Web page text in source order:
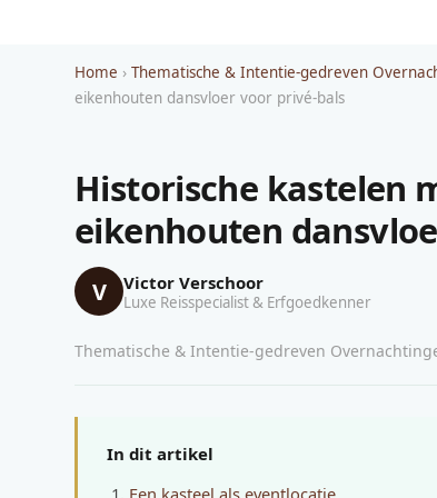
Home › Thematische & Intentie-gedreven
eikenhouten dansvloer voor privé-bals
Historische kastelen
eikenhouten
V Victor Verschoor
Luxe Reisspecialist & Erfgoedkenner
Thematische & Intentie-gedreven
In dit artikel
Een kasteel als eventlocatie